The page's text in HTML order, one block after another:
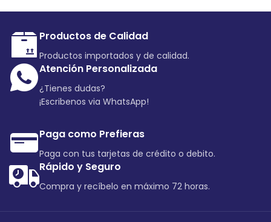
Productos de Calidad
Productos importados y de calidad.
Atención Personalizada
¿Tienes dudas?
¡Escribenos via WhatsApp!
Paga como Prefieras
Paga con tus tarjetas de crédito o debito.
Rápido y Seguro
Compra y recíbelo en máximo 72 horas.